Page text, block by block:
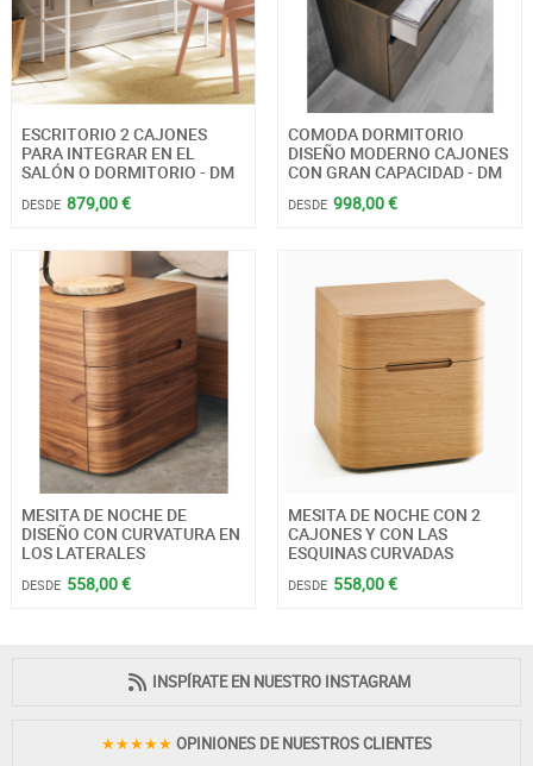
ESCRITORIO 2 CAJONES
PARA INTEGRAR EN EL
SALÓN O DORMITORIO - DM
DESDE 879,00 €
COMODA DORMITORIO
DISEÑO MODERNO CAJONES
CON GRAN CAPACIDAD - DM
DESDE 998,00 €
MESITA DE NOCHE DE
DISEÑO CON CURVATURA EN
LOS LATERALES
DESDE 558,00 €
MESITA DE NOCHE CON 2
CAJONES Y CON LAS
ESQUINAS CURVADAS
DESDE 558,00 €
INSPÍRATE EN NUESTRO INSTAGRAM
★★★★★ OPINIONES DE NUESTROS CLIENTES